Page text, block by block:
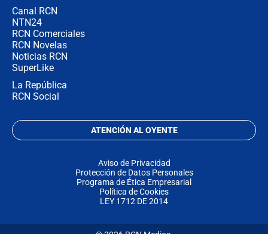
Canal RCN
NTN24
RCN Comerciales
RCN Novelas
Noticias RCN
SuperLike
La República
RCN Social
ATENCIÓN AL OYENTE
Aviso de Privacidad
Protección de Datos Personales
Programa de Ética Empresarial
Política de Cookies
LEY 1712 DE 2014